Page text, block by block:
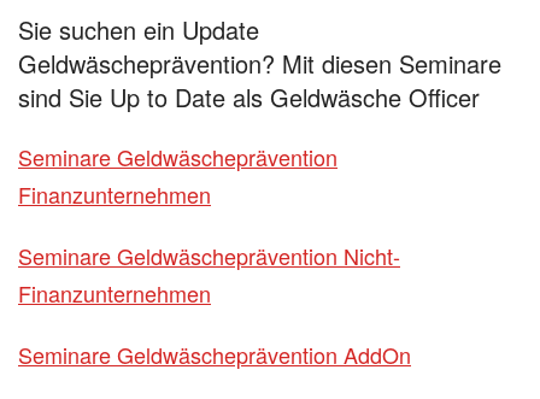
Sie suchen ein Update
Geldwäscheprävention? Mit diesen Seminare
sind Sie Up to Date als Geldwäsche Officer
Seminare Geldwäscheprävention
Finanzunternehmen
Seminare Geldwäscheprävention Nicht-
Finanzunternehmen
Seminare Geldwäscheprävention AddOn